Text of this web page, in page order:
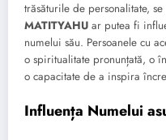
trăsăturile de personalitate,
MATITYAHU ar putea fi
numelui său. Persoanele cu
o spiritualitate pronunțată, o
o capacitate de a inspira
Influența Numelui